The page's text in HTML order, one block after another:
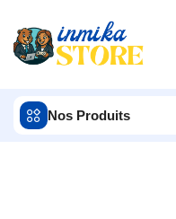
Nos Produits